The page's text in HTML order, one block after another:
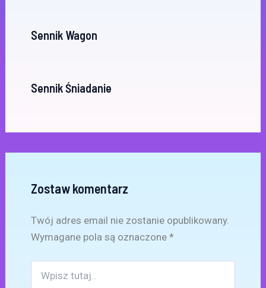
Sennik Wagon
Sennik Śniadanie
Zostaw komentarz
Twój adres email nie zostanie opublikowany.
Wymagane pola są oznaczone *
tutaj..